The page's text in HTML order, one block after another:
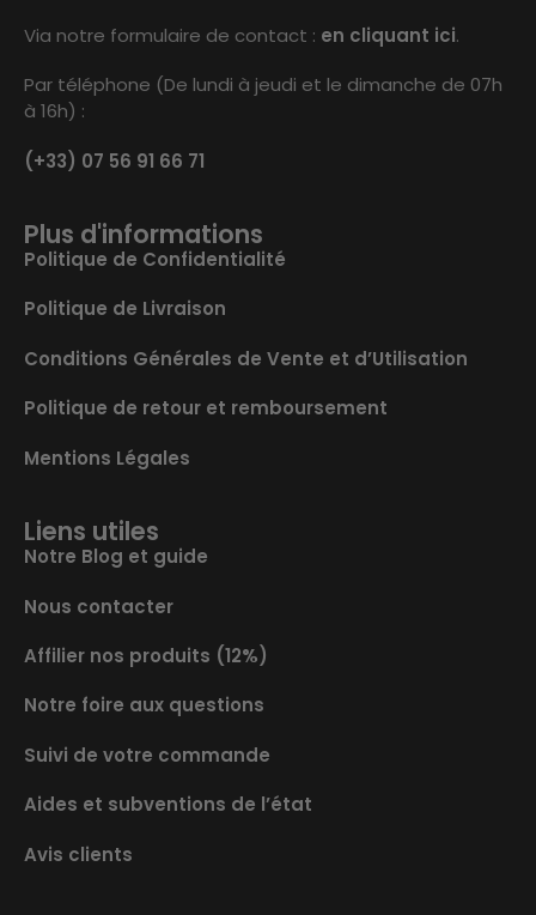
Via notre formulaire de contact : en cliquant ici.
Par téléphone (De lundi à jeudi et le dimanche de 07h
à 16h) :
(+33) 07 56 91 66 71
Plus d'informations
Politique de Confidentialité
Politique de Livraison
Conditions Générales de Vente et d’Utilisation
Politique de retour et remboursement
Mentions Légales
Liens utiles
Notre Blog et guide
Nous contacter
Affilier nos produits (12%)
Notre foire aux questions
Suivi de votre commande
Aides et subventions de l’état
Avis clients